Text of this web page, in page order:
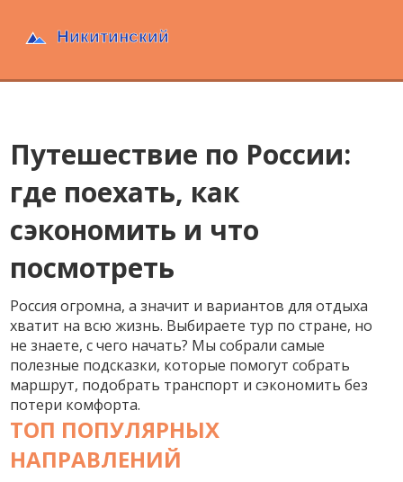
Путешествие по России:
где поехать, как
сэкономить и что
посмотреть
Россия огромна, а значит и вариантов для отдыха
хватит на всю жизнь. Выбираете тур по стране, но
не знаете, с чего начать? Мы собрали самые
полезные подсказки, которые помогут собрать
маршрут, подобрать транспорт и сэкономить без
потери комфорта.
ТОП ПОПУЛЯРНЫХ
НАПРАВЛЕНИЙ